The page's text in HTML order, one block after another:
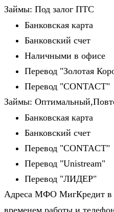
Займы: Под залог ПТС
Банковская карта
Банковский счет
Наличными в офисе
Перевод "Золотая
Перевод "CONTACT"
Займы:
Банковская карта
Банковский счет
Перевод "CONTACT"
Перевод "Unistream"
Перевод "ЛИДЕР"
Адреса МФО МигКредит в